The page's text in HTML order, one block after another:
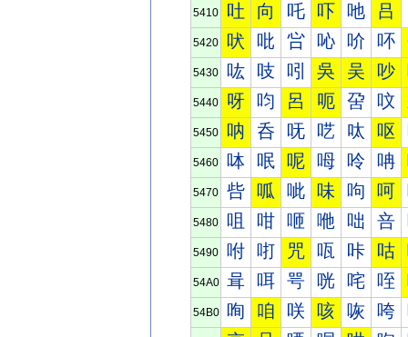
5410 吐 向 吒 吓 吔 吕
5420 吠 吡 吢 吣 吤 吥
5430 吰 吱 吲 吳 吴 吵
5440 呀 呁 呂 呃 呄 呅
5450 呐 呑 呒 呓 呔 呕
5460 呠 呡 呢 呣 呤 呥
5470 呰 呱 呲 味 呴 呵
5480 咀 咁 咂 咃 咄 咅
5490 咐 咑 咒 咓 咔 咕
54A0 咠 咡 咢 咣 咤 咥
54B0 咰 咱 咲 咳 咴 咵